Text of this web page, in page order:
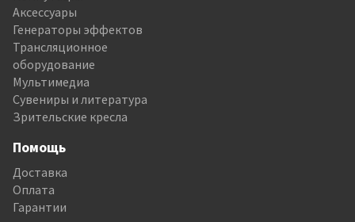
Аксессуары
Генераторы эффектов
Трансляционное
оборудование
Мультимедиа
Сувениры и литература
Зрительские кресла
Помощь
Доставка
Оплата
Гарантии